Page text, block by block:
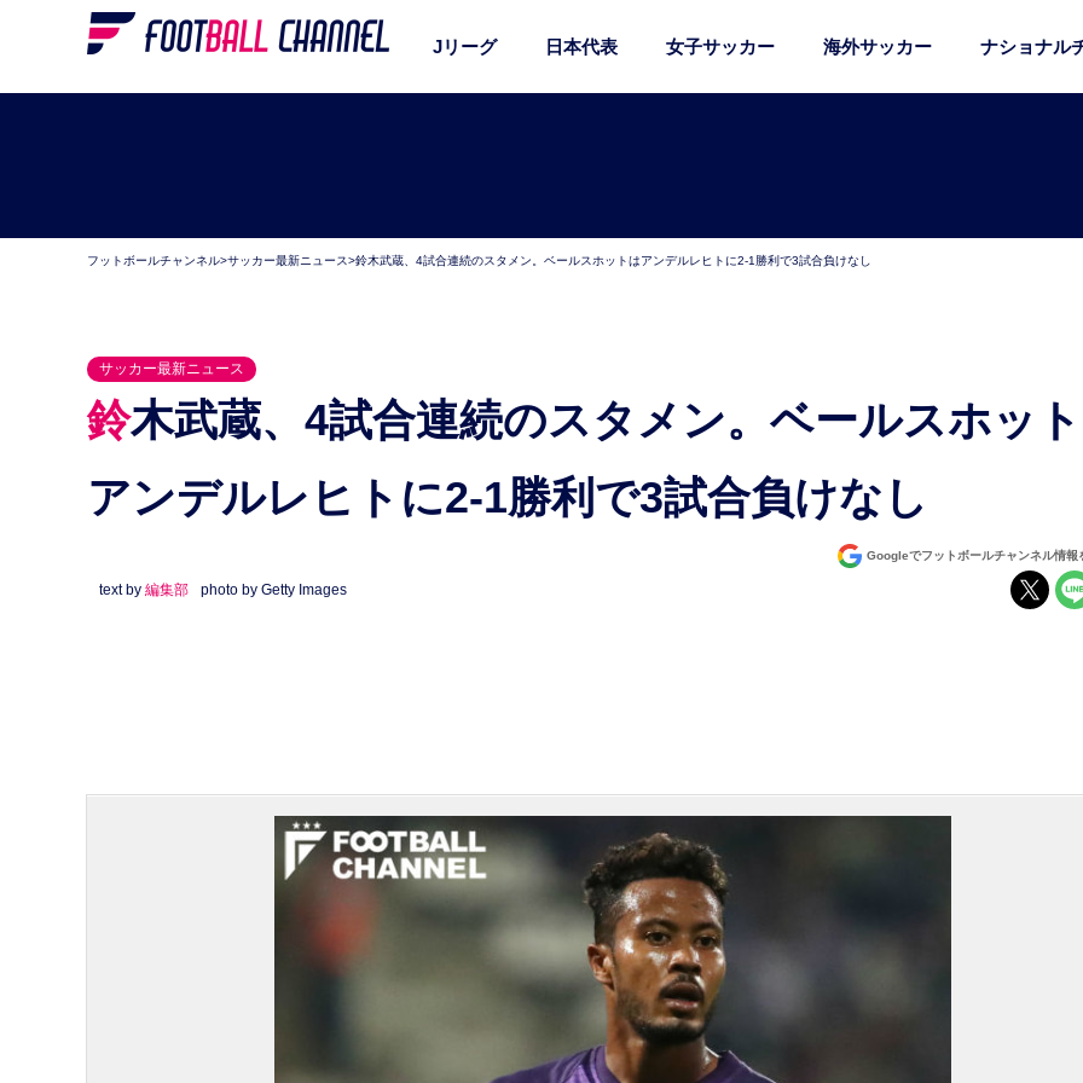
Jリーグ 日本代表 女子サッカー 海外サッカー ナショナル
フットボールチャンネル>サッカー最新ニュース>鈴木武蔵、4試合連続のスタメン。ベールスホットはアンデルレヒトに2-1勝利で3試合負けなし
サッカー最新ニュース
鈴木武蔵、4試合連続のスタメン。ベールスホットは
アンデルレヒトに2-1勝利で3試合負けなし
Googleでフットボールチャンネル情報
text by 編集部 photo by Getty Images